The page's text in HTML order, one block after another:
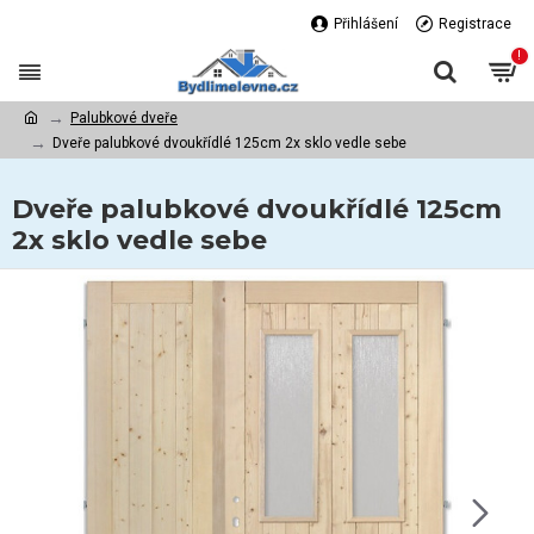
Přihlášení Registrace
!
Palubkové dveře
Dveře palubkové dvoukřídlé 125cm 2x sklo vedle sebe
Dveře palubkové dvoukřídlé 125cm
2x sklo vedle sebe